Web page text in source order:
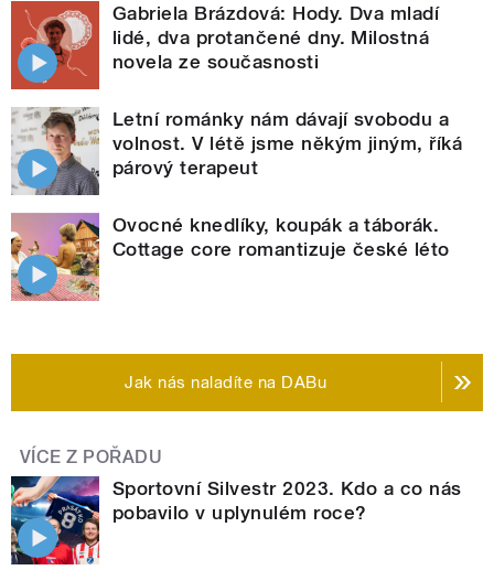
Gabriela Brázdová: Hody. Dva mladí
lidé, dva protančené dny. Milostná
novela ze současnosti
Letní románky nám dávají svobodu a
volnost. V létě jsme někým jiným, říká
párový terapeut
Ovocné knedlíky, koupák a táborák.
Cottage core romantizuje české léto
Jak nás naladíte na DABu
VÍCE Z POŘADU
Sportovní Silvestr 2023. Kdo a co nás
pobavilo v uplynulém roce?